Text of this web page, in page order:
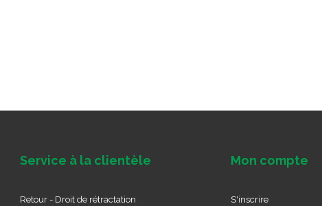
Service à la clientèle
Retour - Droit de rétractation
Mon compte
S'inscrire